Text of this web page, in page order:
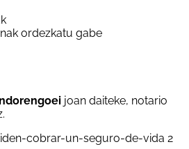
ordezkatu gabe
joan daiteke, notario